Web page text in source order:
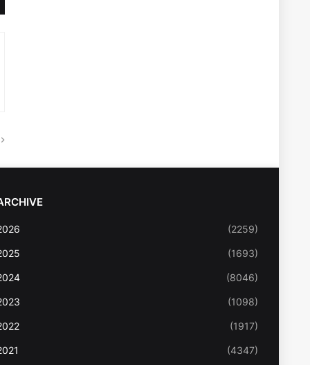
(2259)
(1693)
(8046)
(1098)
(1917)
(4347)